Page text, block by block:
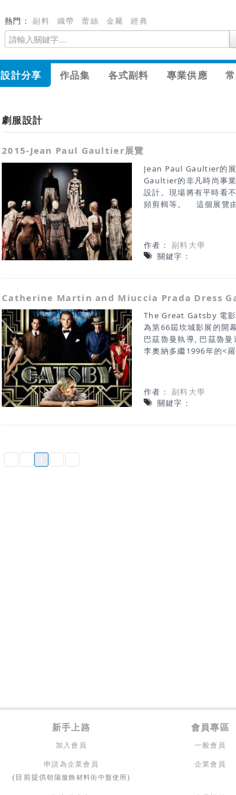
熱門：副料 織帶 蕾絲 金屬 經典
設計分享 作品集 各式副料 專業供應
劇服設計
2015-Jean Paul Gaultier展覽
Jean Paul Gaultier的
Gaultier的非凡時尚事
設計。現場將有平時看
頻剪輯等。 這個展覽
paul-gaultier-l
作者：副料大學
關鍵字：
Catherine Martin and Miuccia Prada Dress
The Great Gatsby 電影
為第66屆坎城影展的開
巴茲魯曼執導, 巴茲魯
李奧納多繼1996年的<
的多金富豪蓋玆比, 與
空虛, 對無法挽回的舊
魯曼Baz Luhrmann的
計，此外Tiffany & Co
作者：副料大學
關鍵字：
新手上路 會員專區
加入會員 一般會員
申請為企業會員
(目前提供朝陽服飾材料街中盤使用 )
企業會員